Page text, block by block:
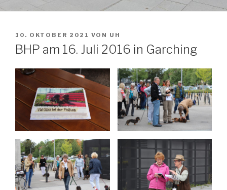
VERÖFFENTLICHT
AM
10. OKTOBER 2021 VON UH
BHP am 16. Juli 2016 in Garching